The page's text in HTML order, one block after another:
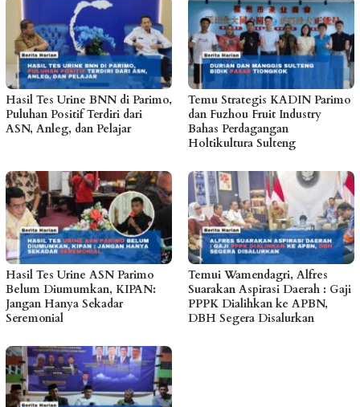
Hasil Tes Urine BNN di Parimo,
Puluhan Positif Terdiri dari
ASN, Anleg, dan Pelajar
Temu Strategis KADIN Parimo
dan Fuzhou Fruit Industry
Bahas Perdagangan
Holtikultura Sulteng
Hasil Tes Urine ASN Parimo
Belum Diumumkan, KIPAN:
Jangan Hanya Sekadar
Seremonial
Temui Wamendagri, Alfres
Suarakan Aspirasi Daerah : Gaji
PPPK Dialihkan ke APBN,
DBH Segera Disalurkan